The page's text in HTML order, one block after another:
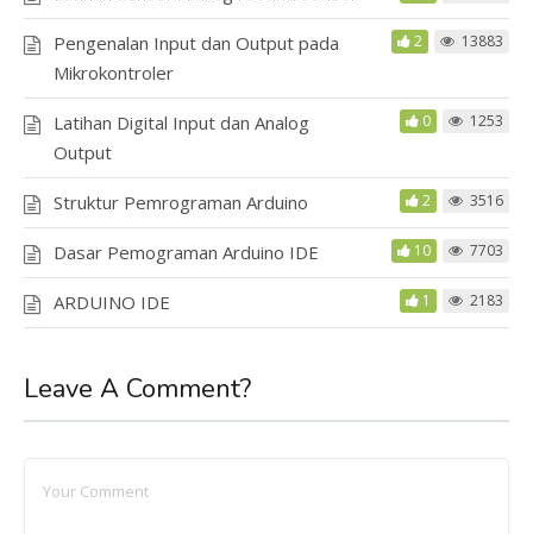
Pengenalan Input dan Output pada
Mikrokontroler
2 13883
Latihan Digital Input dan Analog
Output
0 1253
Struktur Pemrograman Arduino 2 3516
Dasar Pemograman Arduino IDE 10 7703
ARDUINO IDE 1 2183
Leave A Comment?